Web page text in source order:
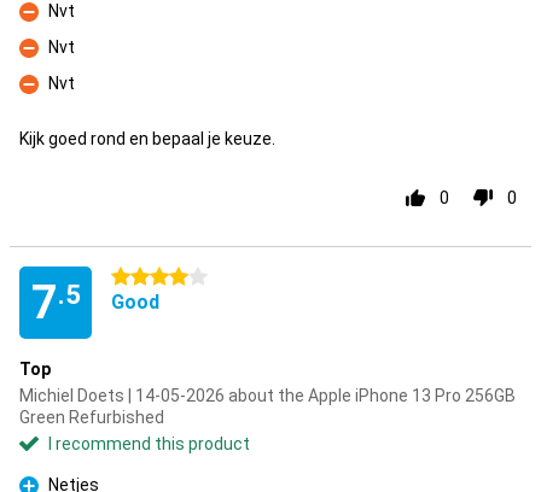
Con
Nvt
Con
Nvt
Con
Nvt
Kijk goed rond en bepaal je keuze.
0 0
7.5
4 stars
Good
Top
Michiel Doets | 14-05-2026 about the Apple iPhone 13 Pro 256GB
Green Refurbished
I recommend this product
Netjes